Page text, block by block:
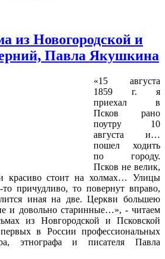
из Новогородской и
Павла Якушкина
«15 августа
1859 г. я
приехал в
Псков рано
поутру 10
августа и…
пошел ходить
по городу.
Псков не велик,
красиво стоит на холмах… Улицы
причудливо, то повернут вправо,
иная на две. Церкви большею
и довольно старинные…», - читаем
из Новгородской и Псковской
в России профессиональных
этнографа и писателя Павла